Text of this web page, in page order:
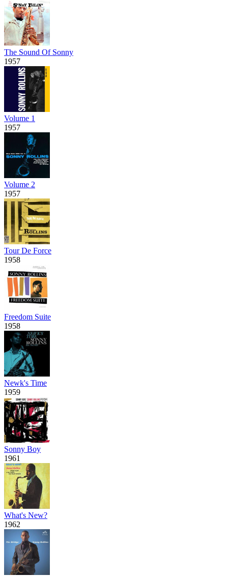
The Sound Of Sonny
1957
Volume 1
1957
Volume 2
1957
Tour De Force
1958
Freedom Suite
1958
Newk's Time
1959
Sonny Boy
1961
What's New?
1962